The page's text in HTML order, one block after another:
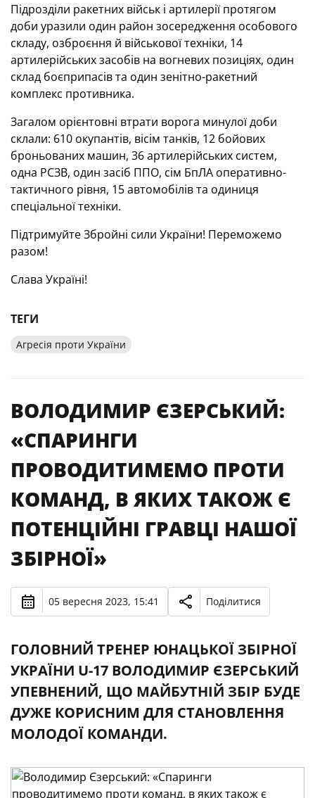
Підрозділи ракетних військ і артилерії протягом
доби уразили один район зосередження особового
складу, озброєння й військової техніки, 14
артилерійських засобів на вогневих позиціях, один
склад боєприпасів та один зенітно-ракетний
комплекс противника.
Загалом орієнтовні втрати ворога минулої доби
склали: 610 окупантів, вісім танків, 12 бойових
броньованих машин, 36 артилерійських систем,
одна РСЗВ, один засіб ППО, сім БпЛА оперативно-
тактичного рівня, 15 автомобілів та одиниця
спеціальної техніки.
Підтримуйте Збройні сили України! Переможемо
разом!
Слава Україні!
ТЕГИ
Агресія проти України
ВОЛОДИМИР ЄЗЕРСЬКИЙ:
«СПАРИНГИ
ПРОВОДИТИМЕМО ПРОТИ
КОМАНД, В ЯКИХ ТАКОЖ Є
ПОТЕНЦІЙНІ ГРАВЦІ НАШОЇ
ЗБІРНОЇ»
05 вересня 2023, 15:41 Поділитися
ГОЛОВНИЙ ТРЕНЕР ЮНАЦЬКОЇ ЗБІРНОЇ
УКРАЇНИ U-17 ВОЛОДИМИР ЄЗЕРСЬКИЙ
УПЕВНЕНИЙ, ЩО МАЙБУТНІЙ ЗБІР БУДЕ
ДУЖЕ КОРИСНИМ ДЛЯ СТАНОВЛЕННЯ
МОЛОДОЇ КОМАНДИ.